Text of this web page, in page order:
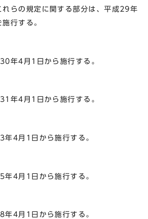
らの規定に関する部分は、平成29年
行する。
年4月1日から施行する。
年4月1日から施行する。
4月1日から施行する。
4月1日から施行する。
4月1日から施行する。